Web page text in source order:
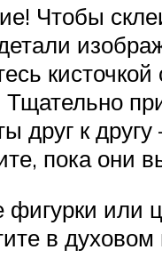
Чтобы
Тщательно
друг к другу
пока они
фигурки или
в